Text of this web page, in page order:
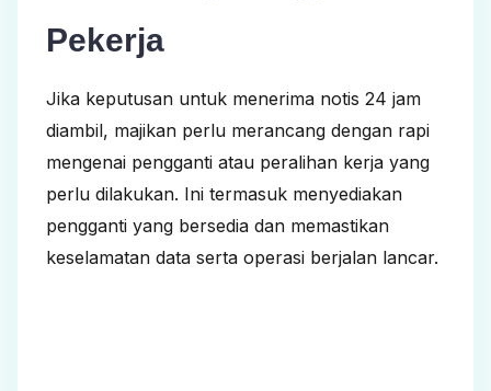
Pekerja
Jika keputusan untuk menerima notis 24 jam
diambil, majikan perlu merancang dengan rapi
mengenai pengganti atau peralihan kerja yang
perlu dilakukan. Ini termasuk menyediakan
pengganti yang bersedia dan memastikan
keselamatan data serta operasi berjalan lancar.